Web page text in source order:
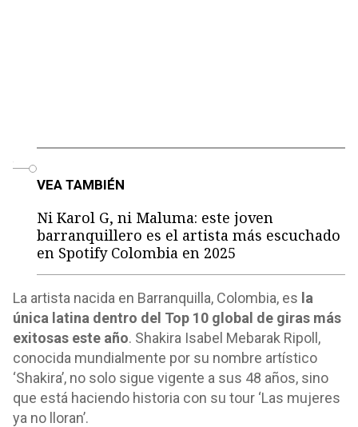
VEA TAMBIÉN
Ni Karol G, ni Maluma: este joven
barranquillero es el artista más escuchado
en Spotify Colombia en 2025
La artista nacida en Barranquilla, Colombia, es la
única latina dentro del Top 10 global de giras más
exitosas este año. Shakira Isabel Mebarak Ripoll,
conocida mundialmente por su nombre artístico
‘Shakira’, no solo sigue vigente a sus 48 años, sino
que está haciendo historia con su tour ‘Las mujeres
ya no lloran’.